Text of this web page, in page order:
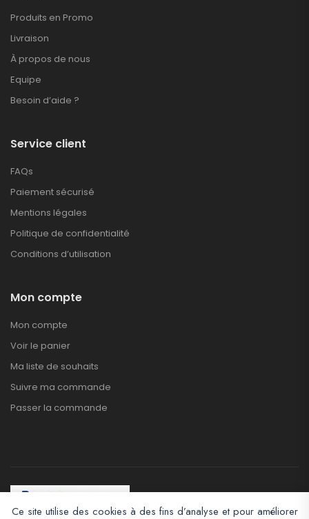
Ce site utilise des cookies à des fins d’analyse et pour améliorer
Produits en Promo
Livraison
À propos de nous
Equipe
Besoin d’aide ?
Service client
FAQs
Paiement sécurisé
Mentions légales
Politique de confidentialité
Conditions d’utilisation
Mon compte
Mon compte
Voir le panier
Ma liste de souhaits
Suivre ma commande
Passer la commande